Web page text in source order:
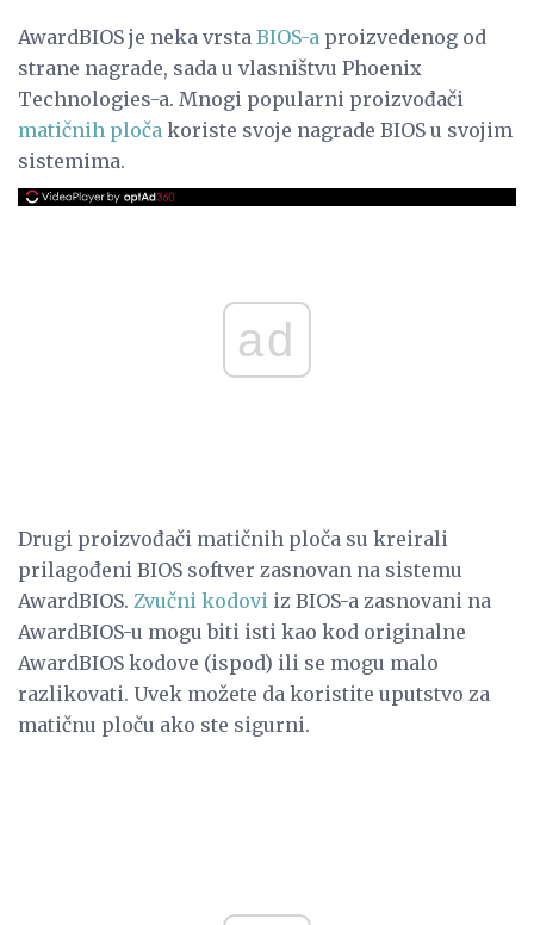
AwardBIOS je neka vrsta BIOS-a proizvedenog od
strane nagrade, sada u vlasništvu Phoenix
Technologies-a. Mnogi popularni proizvođači
matičnih ploča koriste svoje nagrade BIOS u svojim
sistemima.
ad
Drugi proizvođači matičnih ploča su kreirali
prilagođeni BIOS softver zasnovan na sistemu
AwardBIOS. Zvučni kodovi iz BIOS-a zasnovani na
AwardBIOS-u mogu biti isti kao kod originalne
AwardBIOS kodove (ispod) ili se mogu malo
razlikovati. Uvek možete da koristite uputstvo za
matičnu ploču ako ste sigurni.